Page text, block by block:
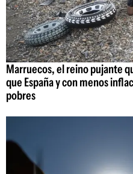
Marruecos, el reino pujante
que España y con menos
pobres